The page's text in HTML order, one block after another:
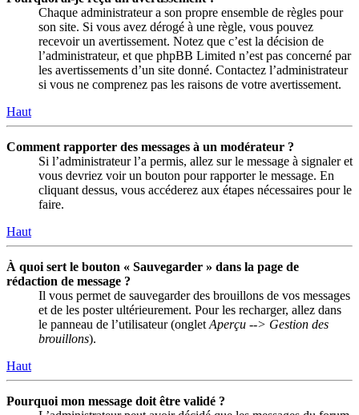
Chaque administrateur a son propre ensemble de règles pour
son site. Si vous avez dérogé à une règle, vous pouvez
recevoir un avertissement. Notez que c’est la décision de
l’administrateur, et que phpBB Limited n’est pas concerné par
les avertissements d’un site donné. Contactez l’administrateur
si vous ne comprenez pas les raisons de votre avertissement.
Haut
Comment rapporter des messages à un modérateur ?
Si l’administrateur l’a permis, allez sur le message à signaler et
vous devriez voir un bouton pour rapporter le message. En
cliquant dessus, vous accéderez aux étapes nécessaires pour le
faire.
Haut
À quoi sert le bouton « Sauvegarder » dans la page de
rédaction de message ?
Il vous permet de sauvegarder des brouillons de vos messages
et de les poster ultérieurement. Pour les recharger, allez dans
le panneau de l’utilisateur (onglet Aperçu --> Gestion des
brouillons).
Haut
Pourquoi mon message doit être validé ?